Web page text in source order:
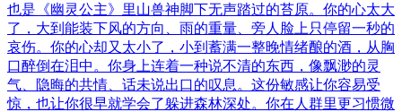
也是《幽灵公主》里山兽神脚下无声踏过的苔原。你的心太大
了，大到能装下风的方向、雨的重量、旁人脸上只停留一秒的
哀伤。你的心却又太小了，小到蓄满一整晚情绪酿的酒，从胸
口醉倒在泪中。你身上连着一种说不清的东西，像飘渺的灵
气、隐晦的共情、话未说出口的叹息。这份敏感让你容易受
惊，也让你很早就学会了躲进森林深处。你在人群里更习惯微